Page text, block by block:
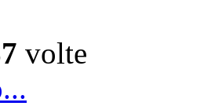
volte